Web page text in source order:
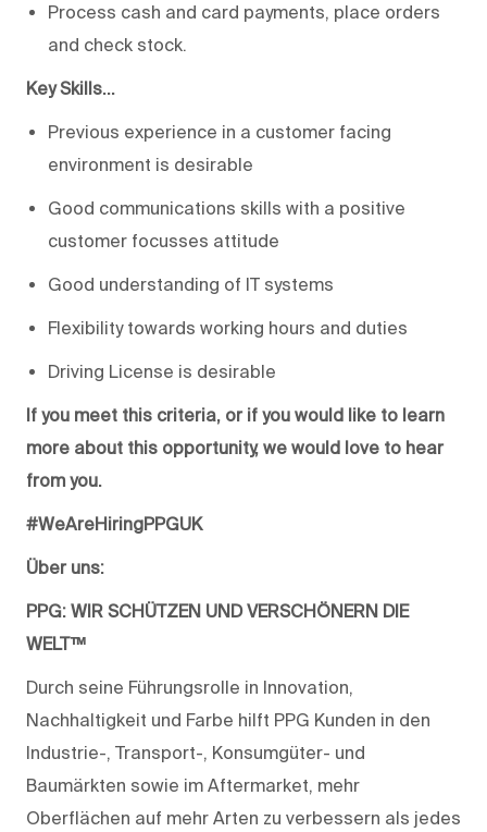
Process cash and card payments, place orders
and check stock.
Key Skills…
Previous experience in a customer facing
environment is desirable
Good communications skills with a positive
customer focusses attitude
Good understanding of IT systems
Flexibility towards working hours and duties
Driving License is desirable
If you meet this criteria, or if you would like to learn
more about this opportunity, we would love to hear
from you.
#WeAreHiringPPGUK
Über uns:
PPG: WIR SCHÜTZEN UND VERSCHÖNERN DIE
WELT™
Durch seine Führungsrolle in Innovation,
Nachhaltigkeit und Farbe hilft PPG Kunden in den
Industrie-, Transport-, Konsumgüter- und
Baumärkten sowie im Aftermarket, mehr
Oberflächen auf mehr Arten zu verbessern als jedes